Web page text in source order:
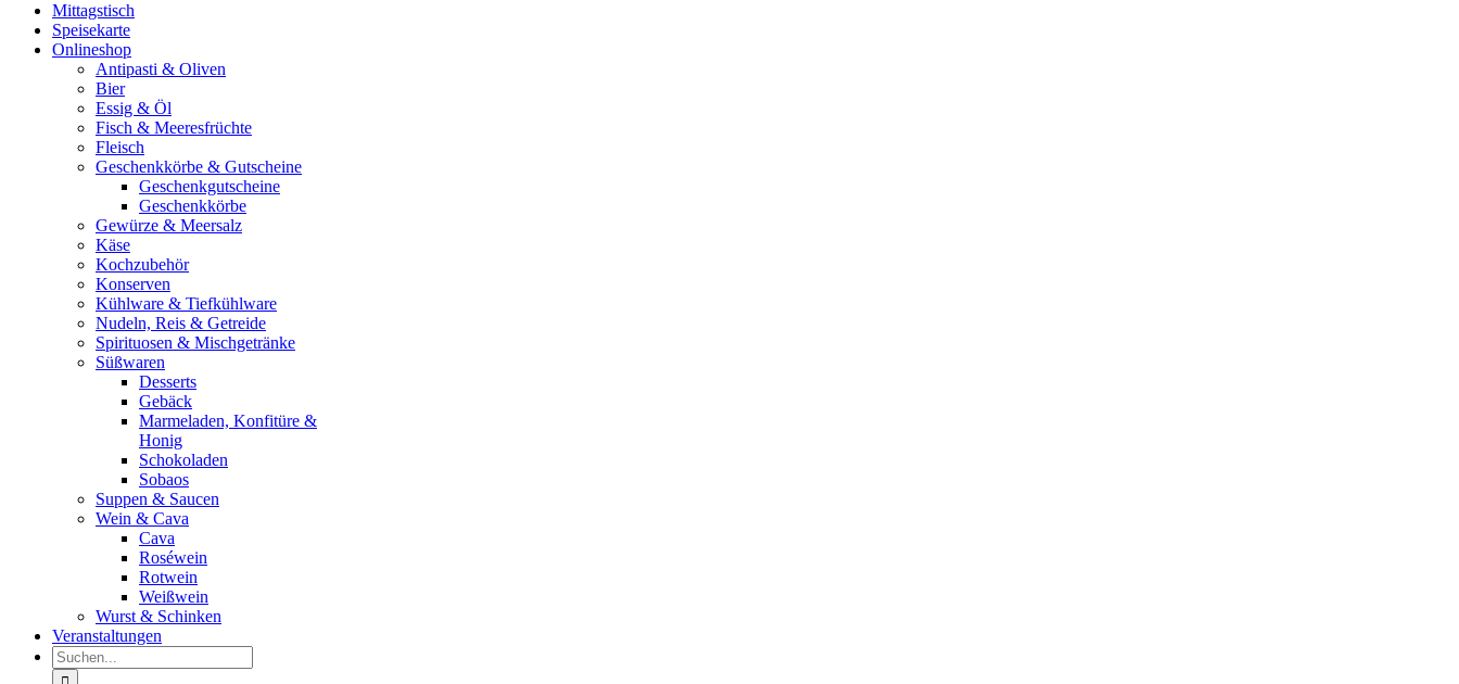
Mittagstisch
Speisekarte
Onlineshop
Antipasti & Oliven
Bier
Essig & Öl
Fisch & Meeresfrüchte
Fleisch
Geschenkkörbe & Gutscheine
Geschenkgutscheine
Geschenkkörbe
Gewürze & Meersalz
Käse
Kochzubehör
Konserven
Kühlware & Tiefkühlware
Nudeln, Reis & Getreide
Spirituosen & Mischgetränke
Süßwaren
Desserts
Gebäck
Marmeladen, Konfitüre &
Honig
Schokoladen
Sobaos
Suppen & Saucen
Wein & Cava
Cava
Roséwein
Rotwein
Weißwein
Wurst & Schinken
Veranstaltungen
Suche
nach: